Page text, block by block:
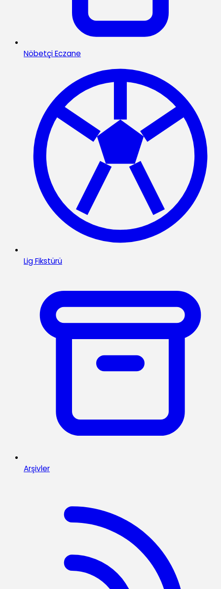
Nöbetçi Eczane
Lig Fikstürü
Arşivler